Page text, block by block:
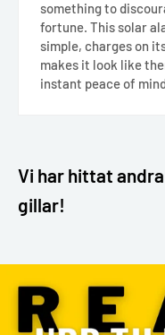
something to
fortune. This solar
simple, charges on
makes it look like
instant peace of
Vi har hittat
gillar!